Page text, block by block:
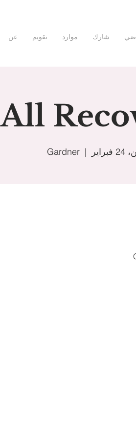
عن تقويم موارد شارك
All
  |
Gardner